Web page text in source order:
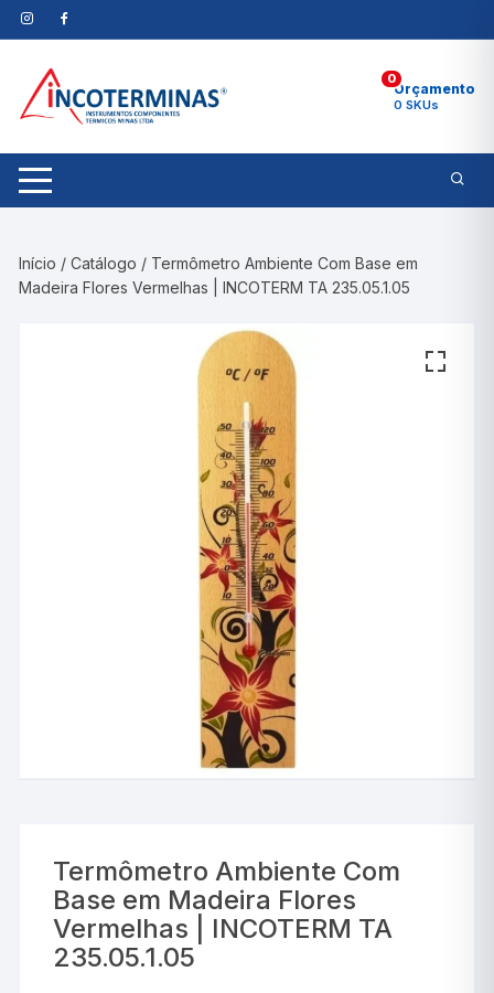
Pular
para
conteúdo
0
Orçamento
0 SKUs
Início /Catálogo / Termômetro Ambiente Com Base em
Madeira Flores Vermelhas | INCOTERM TA 235.05.1.05
Termômetro Ambiente Com
Base em Madeira Flores
Vermelhas | INCOTERM TA
235.05.1.05